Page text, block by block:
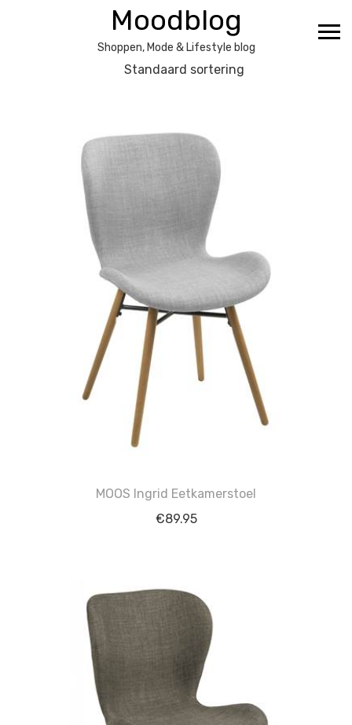
Moodblog
Shoppen, Mode & Lifestyle blog
MOOS Ingrid Eetkamerstoel
€89.95